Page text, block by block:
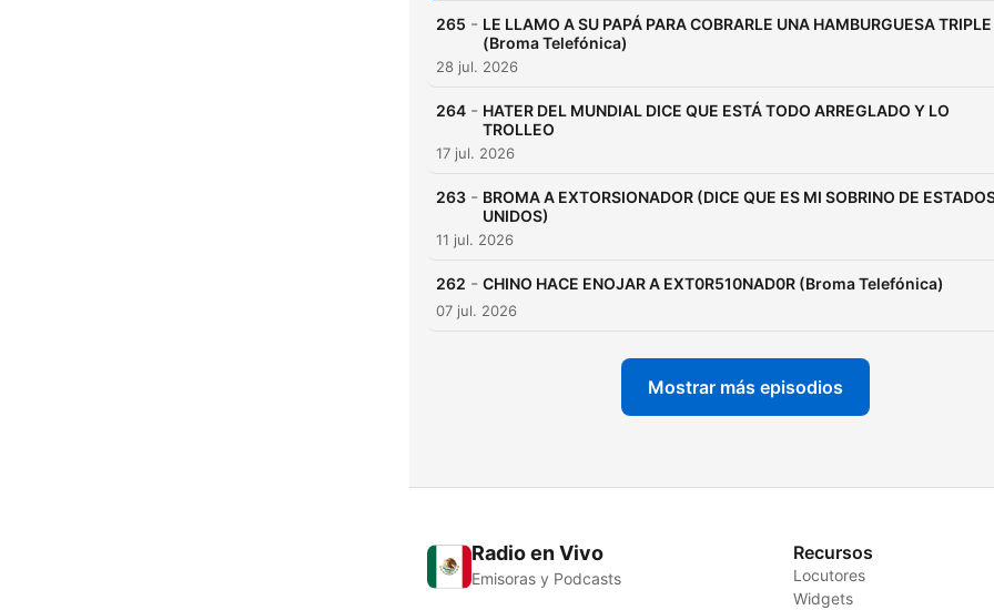
265 - LE LLAMO A SU PAPÁ PARA COBRARLE UNA HAMBURGUESA TRIPLE
(Broma Telefónica)
28 jul. 2026
264 - HATER DEL MUNDIAL DICE QUE ESTÁ TODO ARREGLADO Y LO
TROLLEO
17 jul. 2026
263 - BROMA A EXTORSIONADOR (DICE QUE ES MI SOBRINO DE
UNIDOS)
11 jul. 2026
262 - CHINO HACE ENOJAR A EXT0R510NAD0R (Broma Telefónica)
07 jul. 2026
Mostrar más episodios
Radio en Vivo
Emisoras y Podcasts
Recursos
Locutores
Widgets